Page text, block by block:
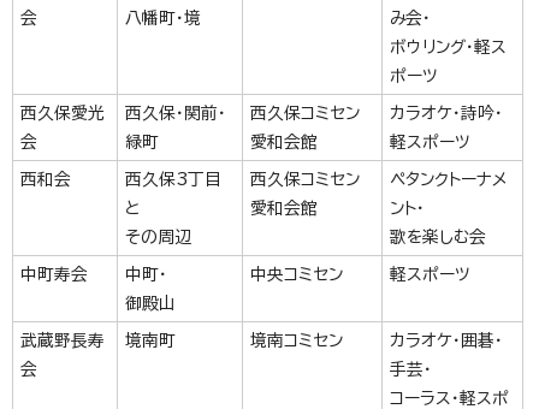
会
八幡町・境
み会・
ボウリング・軽ス
ポーツ
西久保愛光
会
西久保・関前・
緑町
西久保コミセン
愛和会館
カラオケ・詩吟・
軽スポーツ
西和会
西久保3丁目
と
その周辺
西久保コミセン
愛和会館
ペタンクトーナメ
ント・
歌を楽しむ会
中町寿会
中町・
御殿山
中央コミセン 軽スポーツ
武蔵野長寿
会
境南町 境南コミセン
カラオケ・囲碁・
手芸・
コーラス・軽スポ